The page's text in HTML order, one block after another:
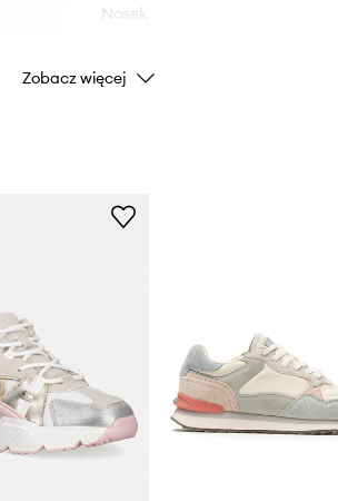
Nosek
Kolor
ID Produktu
Zobacz więcej